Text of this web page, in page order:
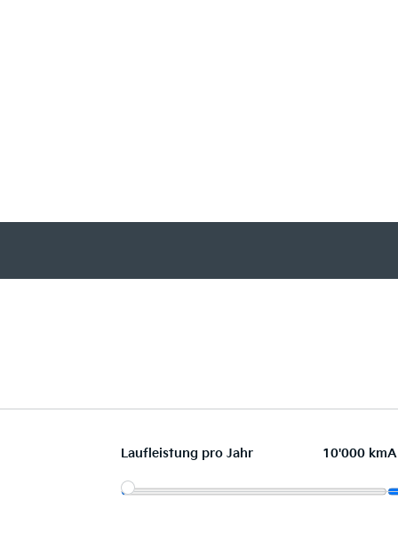
Laufleistung pro Jahr 10'000 km